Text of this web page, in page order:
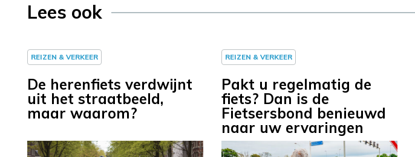
Lees ook
REIZEN & VERKEER
De herenfiets verdwijnt
uit het straatbeeld,
maar waarom?
REIZEN & VERKEER
Pakt u regelmatig de
fiets? Dan is de
Fietsersbond benieuwd
naar uw ervaringen